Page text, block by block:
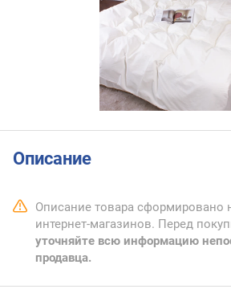
Описание
Описание товара сформировано
интернет-магазинов. Перед
уточняйте всю информацию
продавца.